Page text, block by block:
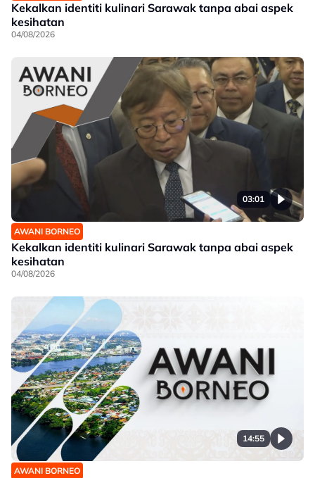
Kekalkan identiti kulinari Sarawak tanpa abai aspek
kesihatan
04/08/2026
03:01
AWANI BORNEO
Kekalkan identiti kulinari Sarawak tanpa abai aspek
kesihatan
04/08/2026
14:55
AWANI BORNEO